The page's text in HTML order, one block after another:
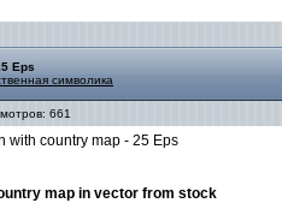
Eps
символика
661
map in vector from stock